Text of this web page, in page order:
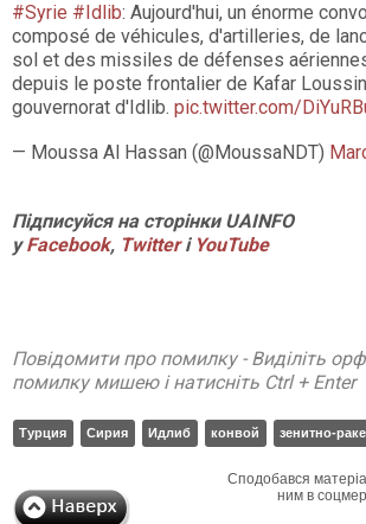
#Syrie #Idlib: Aujourd'hui, un énorme
composé de véhicules, d'artilleries, de
sol et des missiles de défenses
depuis le poste frontalier de Kafar
gouvernorat d'Idlib. pic.twitter.com/
— Moussa Al Hassan (@MoussaNDT)
Підписуйся на сторінки UAINFO
уFacebook, Twitterі YouTube
Повідомити про помилку - Виділіть
помилку мишею і натисніть Ctrl + Enter
Турция Сирия Идлиб конвой зенитно-
Сподобався
ним в